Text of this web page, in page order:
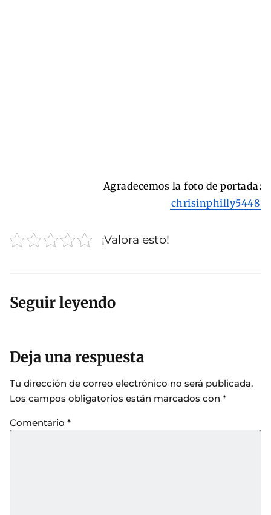
Agradecemos la foto de portada:
chrisinphilly5448
¡Valora esto!
Seguir leyendo
Deja una respuesta
Tu dirección de correo electrónico no será publicada.
Los campos obligatorios están marcados con *
Comentario *